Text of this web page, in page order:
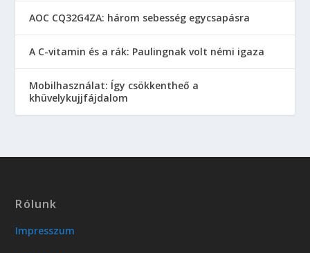
AOC CQ32G4ZA: három sebesség egycsapásra
A C-vitamin és a rák: Paulingnak volt némi igaza
Mobilhasználat: Így csökkentheő a
khüvelykujjfájdalom
Rólunk
Impresszum